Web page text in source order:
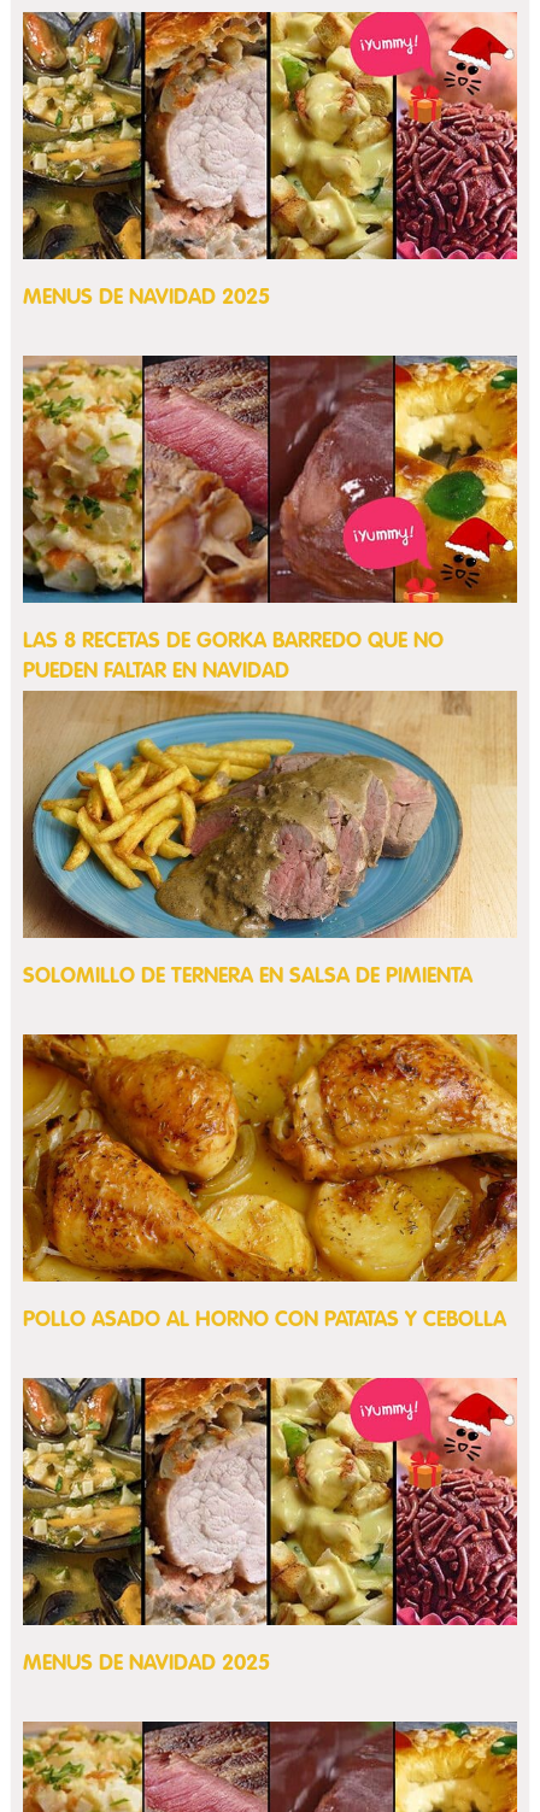
MENUS DE NAVIDAD 2025
LAS 8 RECETAS DE GORKA BARREDO QUE NO
PUEDEN FALTAR EN NAVIDAD
SOLOMILLO DE TERNERA EN SALSA DE PIMIENTA
POLLO ASADO AL HORNO CON PATATAS Y CEBOLLA
MENUS DE NAVIDAD 2025